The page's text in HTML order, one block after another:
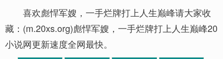
喜欢彪悍军嫂，一手烂牌打上人生巅峰请大家收
藏：(m.20xs.org)彪悍军嫂，一手烂牌打上人生巅峰20
小说网更新速度全网最快。